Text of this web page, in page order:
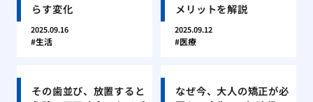
らす変化
2025.09.16
生活
メリットを解説
2025.09.12
医療
その歯並び、放置すると
なぜ今、大人の矯正が必